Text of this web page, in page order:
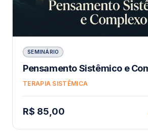
SEMINÁRIO
Pensamento Sistêmico e
TERAPIA SISTÊMICA
R$ 85,00